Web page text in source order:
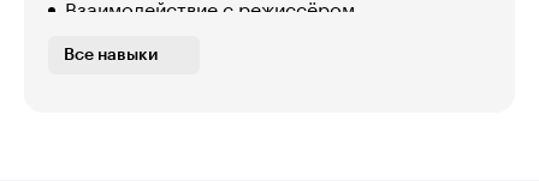
Взаимодействие с режиссёром
сценариями
Все навыки